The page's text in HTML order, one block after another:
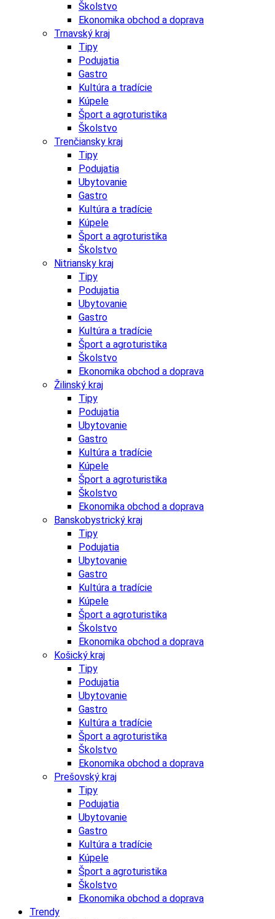
Školstvo
Ekonomika obchod a doprava
Trnavský kraj
Tipy
Podujatia
Gastro
Kultúra a tradície
Kúpele
Šport a agroturistika
Školstvo
Trenčiansky kraj
Tipy
Podujatia
Ubytovanie
Gastro
Kultúra a tradície
Kúpele
Šport a agroturistika
Školstvo
Nitriansky kraj
Tipy
Podujatia
Ubytovanie
Gastro
Kultúra a tradície
Šport a agroturistika
Školstvo
Ekonomika obchod a doprava
Žilinský kraj
Tipy
Podujatia
Ubytovanie
Gastro
Kultúra a tradície
Kúpele
Šport a agroturistika
Školstvo
Ekonomika obchod a doprava
Banskobystrický kraj
Tipy
Podujatia
Ubytovanie
Gastro
Kultúra a tradície
Kúpele
Šport a agroturistika
Školstvo
Ekonomika obchod a doprava
Košický kraj
Tipy
Podujatia
Ubytovanie
Gastro
Kultúra a tradície
Šport a agroturistika
Školstvo
Ekonomika obchod a doprava
Prešovský kraj
Tipy
Podujatia
Ubytovanie
Gastro
Kultúra a tradície
Kúpele
Šport a agroturistika
Školstvo
Ekonomika obchod a doprava
Trendy